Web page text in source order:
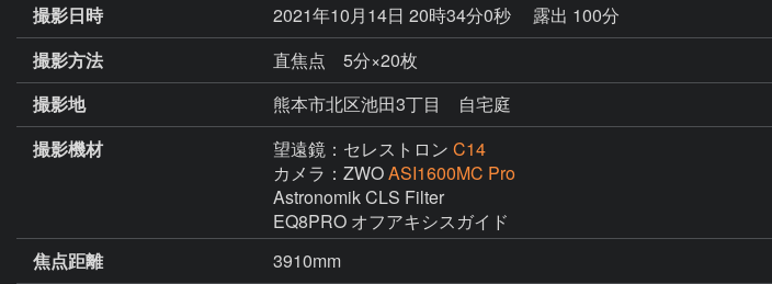
撮影日時
2021年10月14日 20時34分0秒
露出 100分
撮影方法
直焦点 5分×20枚
撮影地
熊本市北区池田3丁目 自宅庭
撮影機材
望遠鏡：セレストロン C14
カメラ：ZWOASI1600MC Pro
Astronomik CLS Filter
EQ8PRO オフアキシスガイド
焦点距離
3910mm